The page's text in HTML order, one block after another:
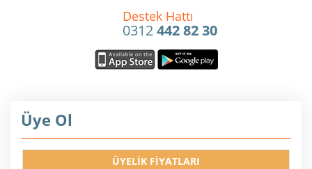
Destek Hattı
0312442 82 30
Üye Ol
ÜYELİK FİYATLARI